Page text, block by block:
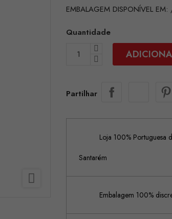

EMBALAGEM DISPONÍVEL
Quantidade
Partilhar
Loja 100% Portuguesa
Santarém
Embalagem 100%